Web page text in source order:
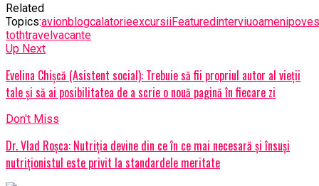
Related
Topics:avionblogcalatorieexcursiiFeaturedinterviuoameni
tothtravelvacante
Up Next
Evelina Chișcă (Asistent social): Trebuie să fii propriul autor al vieții
tale și să ai posibilitatea de a scrie o nouă pagină în fiecare zi
Don't Miss
Dr. Vlad Roșca: Nutriția devine din ce în ce mai necesară și însuși
nutriționistul este privit la standardele meritate